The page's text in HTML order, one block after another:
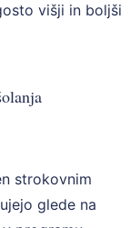
višji in boljši
strokovnim
glede na